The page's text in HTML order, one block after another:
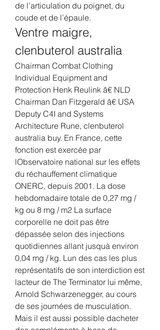
de l’articulation du poignet, du
coude et de l’épaule.
Ventre maigre,
clenbuterol australia
Chairman Combat Clothing
Individual Equipment and
Protection Henk Reulink â€ NLD
Chairman Dan Fitzgerald â€ USA
Deputy C4I and Systems
Architecture Rune, clenbuterol
australia buy. En France, cette
fonction est exercée par
lObservatoire national sur les effets
du réchauffement climatique
ONERC, depuis 2001. La dose
hebdomadaire totale de 0,27 mg /
kg ou 8 mg / m2 La surface
corporelle ne doit pas être
dépassée selon des injections
quotidiennes allant jusquà environ
0,04 mg / kg. Lun des cas les plus
représentatifs de son interdiction est
lacteur de The Terminator lui même,
Arnold Schwarzenegger, au cours
de ses journées de musculation.
Mais il est aussi possible dacheter